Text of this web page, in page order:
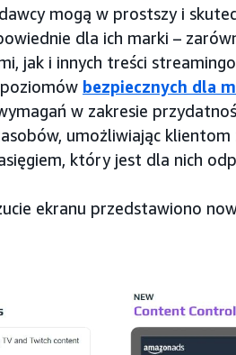
mogą w prostszy i
dla ich marki –
jak i innych treści
bezpiecznych dla
w zakresie
umożliwiając
który jest dla nich
ekranu przedstawiono